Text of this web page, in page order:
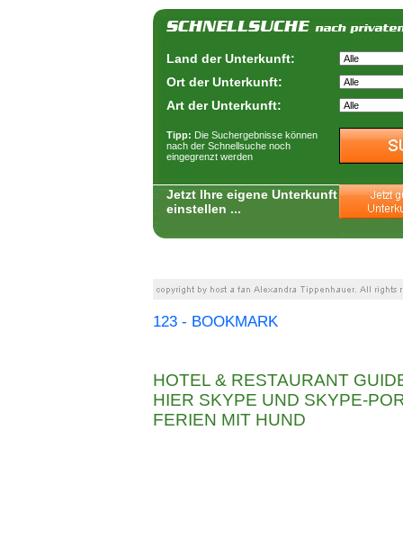
Land der Unterkunft:
Ort der Unterkunft:
Art der Unterkunft:
Tipp: Die Suchergebnisse können
nach der Schnellsuche noch
eingegrenzt werden
Jetzt Ihre eigene Unterkunft
einstellen ...
123 - BOOKMARK
HOTEL & RESTAURANT
HIER SKYPE UND SKYPE-
FERIEN MIT HUND